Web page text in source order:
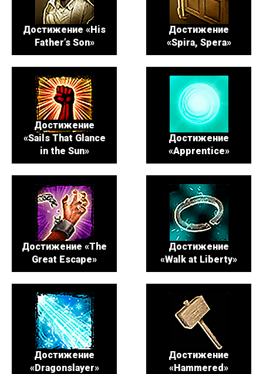
Достижение «His
Father’s Son»
Достижение
«Spira, Spera»
Достижение
«Sails That Glance
in the Sun»
Достижение
«Apprentice»
Достижение «The
Great Escape»
Достижение
«Walk at Liberty»
Достижение
«Dragonslayer»
Достижение
«Hammered»